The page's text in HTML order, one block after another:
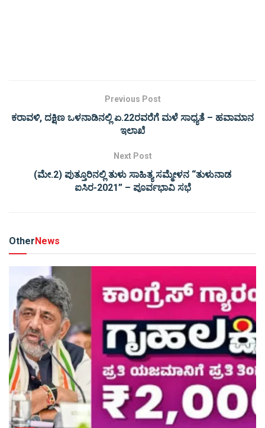
Previous Post
ಕರಾವಳಿ, ದಕ್ಷಿಣ ಒಳನಾಡಿನಲ್ಲಿ ಏ.22ರವರೆಗೆ ಮಳೆ ಸಾಧ್ಯತೆ – ಹವಾಮಾನ
ಇಲಾಖೆ
Next Post
(ಮೇ.2) ಪುತ್ತೂರಿನಲ್ಲಿ ತುಳು ಸಾಹಿತ್ಯ ಸಮ್ಮೇಳನ “ತುಳುನಾಡ
ಐಸಿರ-2021” – ಪೂರ್ವಭಾವಿ ಸಭೆ
Other News